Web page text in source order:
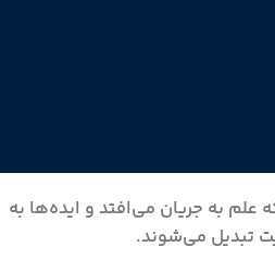
علم به جریان می‌افتد و ایده‌ها به
تبدیل می‌شوند.